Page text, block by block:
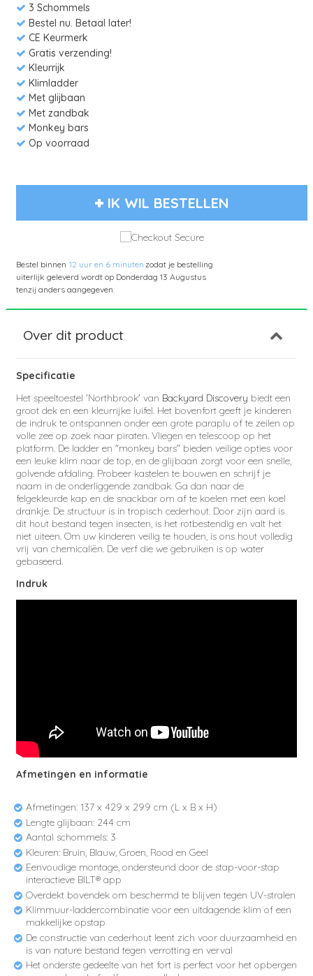
3 Schommels
Bestel nu. Betaal later!
CE Keurmerk
Gratis verzending!
Kleurrijk
Klimladder
Met glijbaan
Met zandbak
Monkey bars
Op voorraad
IK WIL BESTELLEN
Bestel binnen 12 uur en 6 minutenzodat je bestelling
uiterlijk geleverd wordt op Donderdag 13 Augustus
tenzij anders aangegeven.
Over dit product
Specificatie
Het speeltoestel 'Northbrook' van Backyard Discovery biedt een
groot dek en een kleurrijke luifel. Het bovenfort geeft je kinderen
de indruk te ontspannen onder een grote paraplu of te zeilen op
volle zee op zoek naar piraten. Vliegen en telescoop op het
platform. De ladder en "monkey bars" bieden veilige opties voor
een leuke klim naar de top, en de glijbaan zorgt voor een snelle,
golvende afdaling. Probeer kastelen te bouwen en schrijf je
naam in de onderliggende zandbak. Ga dan naar de
felgekleurde kap en de snackbar om af te koelen met een koel
drankje. De structuur is in tropisch cederhout. Door zijn aard is
dit hout bestand tegen insecten, is het rotbestendig en valt het
niet uiteen. Om uw kinderen veilig te houden, is ons hout volledig
vrij van chemicaliën. De verf die we gebruiken is op water
gebaseerd.
Indruk
Afmetingen en informatie
Afmetingen: 137 x 429 x 299 cm (L x B x H)
Lengte glijbaan: 244 cm
Aantal schommels: 3
Kleuren: Bruin, Blauw, Groen, Rood en Geel
Eenvoudige montage, ondersteund door de stap-voor-stap
interactieve BILT® app
Overdekt bovendek om beschermd te blijven tegen UV-stralen
Klimmuur-laddercombinatie voor een uitdagende klim of een
makkelijke opstap
De constructie van cederhout leent zich voor duurzaamheid en
is van nature bestand tegen verrotting en verval
Het onderste gedeelte van het fort is perfect voor het opbergen